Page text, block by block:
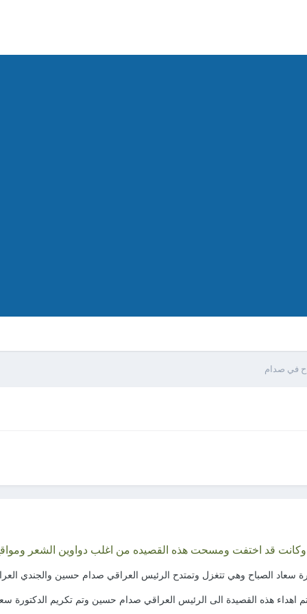
في صدام
وكانت قد اختفت ومسحت هذه القصيده من اغلب دواوين الشعر
سعاد الصباح وهي تتغزل وتمتدح الرئيس العراقي صدام حسين والجندي
اهداء هذه القصيدة الى الرئيس العراقي صدام حسين وتم تكريم